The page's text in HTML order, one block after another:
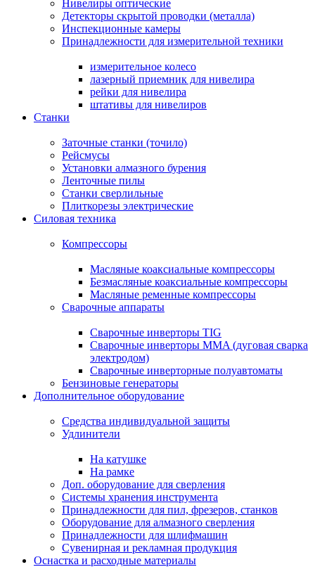
Нивелиры оптические
Детекторы скрытой проводки (металла)
Инспекционные камеры
Принадлежности для измерительной техники
измерительное колесо
лазерный приемник для нивелира
рейки для нивелира
штативы для нивелиров
Станки
Заточные станки (точило)
Рейсмусы
Установки алмазного бурения
Ленточные пилы
Станки сверлильные
Плиткорезы электрические
Силовая техника
Компрессоры
Масляные коаксиальные компрессоры
Безмасляные коаксиальные компрессоры
Масляные ременные компрессоры
Сварочные аппараты
Сварочные инверторы TIG
Сварочные инверторы MMA (дуговая сварка
электродом)
Сварочные инверторные полуавтоматы
Бензиновые генераторы
Дополнительное оборудование
Средства индивидуальной защиты
Удлинители
На катушке
На рамке
Доп. оборудование для сверления
Системы хранения инструмента
Принадлежности для пил, фрезеров, станков
Оборудование для алмазного сверления
Принадлежности для шлифмашин
Сувенирная и рекламная продукция
Оснастка и расходные материалы